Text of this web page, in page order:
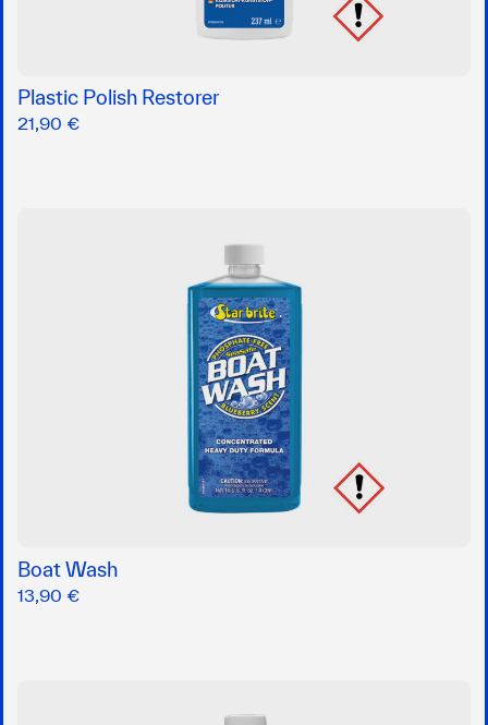
Plastic Polish Restorer
21,90 €
Boat Wash
13,90 €